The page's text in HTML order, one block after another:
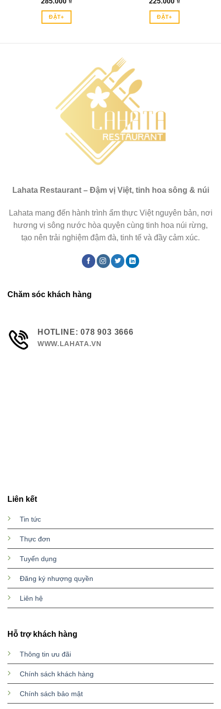
ĐẶT+ ĐẶT+
Lahata Restaurant – Đậm vị Việt, tinh hoa sông & núi
Lahata mang đến hành trình ẩm thực Việt nguyên bản, nơi
hương vị sông nước hòa quyện cùng tinh hoa núi rừng,
tạo nên trải nghiệm đậm đà, tinh tế và đầy cảm xúc.
Liên kết
Tin tức
Thực đơn
Tuyển dụng
Đăng ký nhượng quyền
Liên hệ
Hỗ trợ khách hàng
Thông tin ưu đãi
Chính sách khách hàng
Chính sách bảo mật
Chăm sóc khách hàng
HOTLINE: 078 903 3666
WWW.LAHATA.VN